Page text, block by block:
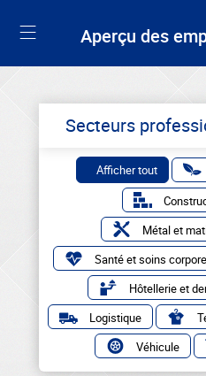
Aperçu des
Secteurs
Afficher tout
Métal et
Santé et soins
Hôtellerie et
Logistique
Véhicule